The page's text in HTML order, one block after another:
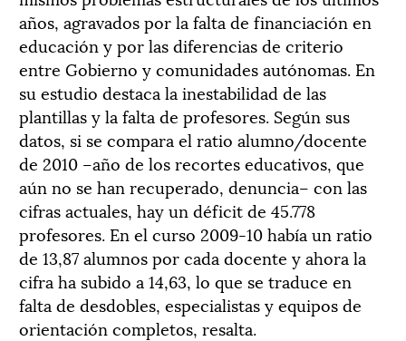
años, agravados por la falta de financiación en
educación y por las diferencias de criterio
entre Gobierno y comunidades autónomas. En
su estudio destaca la inestabilidad de las
plantillas y la falta de profesores. Según sus
datos, si se compara el ratio alumno/docente
de 2010 –año de los recortes educativos, que
aún no se han recuperado, denuncia– con las
cifras actuales, hay un déficit de 45.778
profesores. En el curso 2009-10 había un ratio
de 13,87 alumnos por cada docente y ahora la
cifra ha subido a 14,63, lo que se traduce en
falta de desdobles, especialistas y equipos de
orientación completos, resalta.